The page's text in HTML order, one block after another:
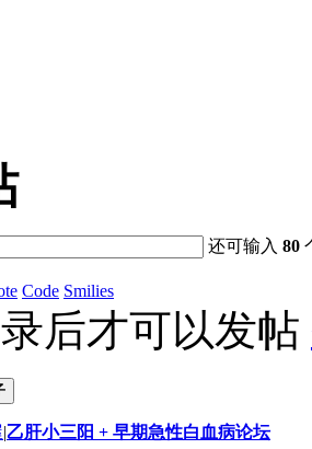
还可输入80
Code Smilies
后才可以发帖
|乙肝小三阳 + 早期急性白血病论坛